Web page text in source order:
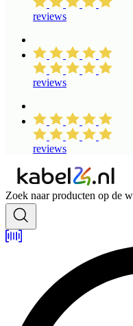
reviews
reviews
reviews
Zoek naar producten op de